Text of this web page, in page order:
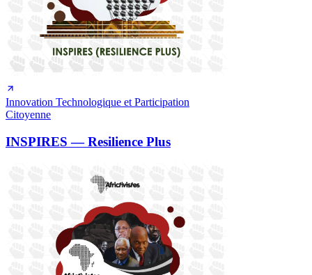
Innovation Technologique et Participation
Citoyenne
INSPIRES — Resilience Plus